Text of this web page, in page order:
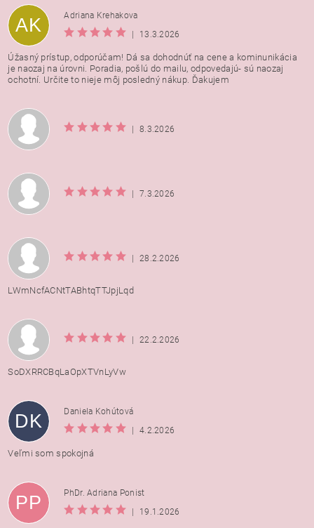
AK
Adriana Krehakova
|
13.3.2026
Úžasný prístup, odporúčam! Dá sa dohodnúť na cene a kominunikácia
je naozaj na úrovni. Poradia, pošlú do mailu, odpovedajú- sú naozaj
ochotní. Určite to nieje môj posledný nákup. Ďakujem
| 8.3.2026
| 7.3.2026
| 28.2.2026
LWmNcfACNtTABhtqTTJpjLqd
| 22.2.2026
SoDXRRCBqLaOpXTVnLyVw
DK
Daniela Kohútová
|
4.2.2026
Veľmi som spokojná
PP
PhDr. Adriana Ponist
|
19.1.2026